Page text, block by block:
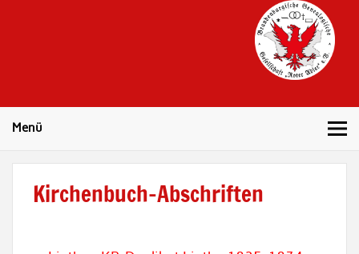
Menü
Kirchenbuch-Abschriften